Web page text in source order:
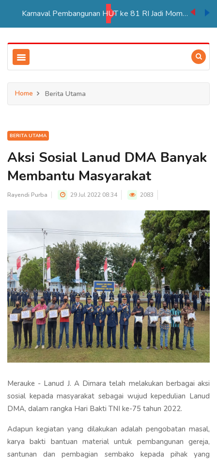
Karnaval Pembangunan HUT ke 81 RI Jadi Momentum Perkuat Persatuan di Merauke
Home Berita Utama
BERITA UTAMA
Aksi Sosial Lanud DMA Banyak
Membantu Masyarakat
Rayendi Purba 29 Jul 2022 08:34 2083
Merauke - Lanud J. A Dimara telah melakukan berbagai aksi
sosial kepada masyarakat sebagai wujud kepedulian Lanud
DMA, dalam rangka Hari Bakti TNI ke-75 tahun 2022.
Adapun kegiatan yang dilakukan adalah pengobatan masal,
karya bakti bantuan material untuk pembangunan gereja,
santunan dan pembagian sembako kepada pihak yang